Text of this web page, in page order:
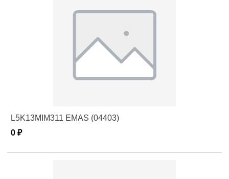
L5K13MIM311 EMAS (04403)
0 ₽